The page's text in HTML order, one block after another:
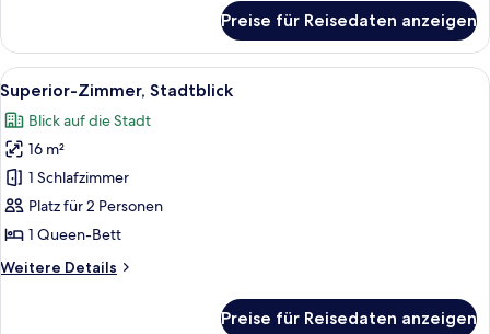
Zimmer
Preise für Reisedaten anzeigen
Alle
Fotos
für
Superior-
Zimmer,
Stadtblick
anzeigen
Ein modernes Hotelzimmer mit
7
Superior-Zimmer, Stadtblick
Blick auf die Stadt
16 m²
1 Schlafzimmer
Platz für 2 Personen
1 Queen-Bett
Weitere Details
Weitere
Preise für Reisedaten anzeigen